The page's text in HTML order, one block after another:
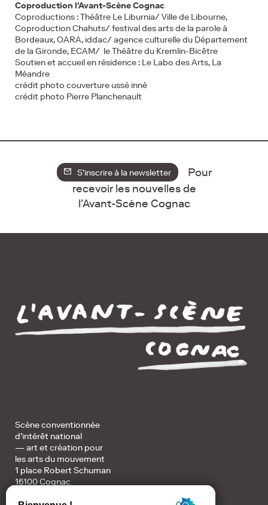
Coproduction l'Avant-Scène Cognac
Coproductions : Théâtre Le Liburnia/ Ville de Libourne,
Coproduction Chahuts/ festival des arts de la parole à
Bordeaux, OARA, iddac/ agence culturelle du Département
de la Gironde, ECAM/ le Théâtre du Kremlin-Bicêtre
Soutien et accueil en résidence : Le Labo des Arts, La
Méandre
crédit photo couverture ussé inné
crédit photo Pierre Planchenault
S'inscrire à la newsletter
Pour
recevoir les nouvelles de
l'Avant-Scène Cognac
Scène conventionnée
d’intérêt national
— art et création pour
les arts du mouvement
1 place Robert Schuman
16100 Cognac